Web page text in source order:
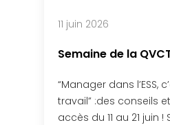
11 juin 2026
Semaine de la
“Manager dans l’ESS,
travail” :des conseils
accès du 11 au 21 juin !